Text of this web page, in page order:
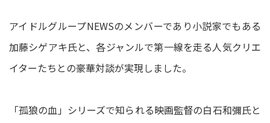
アイドルグループNEWSのメンバーであり小説家でもある
加藤シゲアキ氏と、各ジャンルで第一線を走る人気クリエ
イターたちとの豪華対談が実現しました。
「孤狼の血」シリーズで知られる映画監督の白石和彌氏と